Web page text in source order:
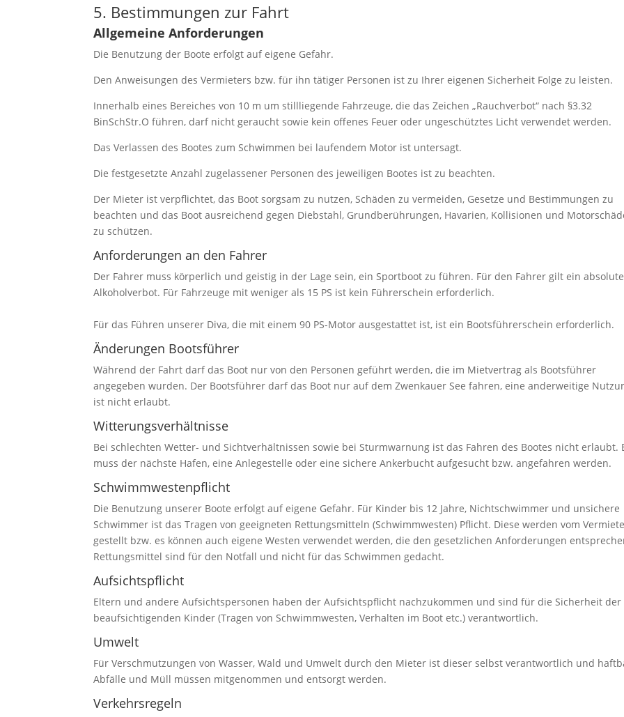
5. Bestimmungen zur Fahrt
Allgemeine Anforderungen
Die Benutzung der Boote erfolgt auf eigene Gefahr.
Den Anweisungen des Vermieters bzw. für ihn tätiger Personen ist zu Ihrer eigenen Sicherheit Folge zu leisten.
Innerhalb eines Bereiches von 10 m um stillliegende Fahrzeuge, die das Zeichen „Rauchverbot“ nach §3.32
BinSchStr.O führen, darf nicht geraucht sowie kein offenes Feuer oder ungeschütztes Licht verwendet werden.
Das Verlassen des Bootes zum Schwimmen bei laufendem Motor ist untersagt.
Die festgesetzte Anzahl zugelassener Personen des jeweiligen Bootes ist zu beachten.
Der Mieter ist verpflichtet, das Boot sorgsam zu nutzen, Schäden zu vermeiden, Gesetze und Bestimmungen zu
beachten und das Boot ausreichend gegen Diebstahl, Grundberührungen, Havarien, Kollisionen und
zu schützen.
Anforderungen an den Fahrer
Der Fahrer muss körperlich und geistig in der Lage sein, ein Sportboot zu führen. Für den Fahrer gilt ein
Alkoholverbot. Für Fahrzeuge mit weniger als 15 PS ist kein Führerschein erforderlich.
Für das Führen unserer Diva, die mit einem 90 PS-Motor ausgestattet ist, ist ein Bootsführerschein erforderlich.
Änderungen Bootsführer
Während der Fahrt darf das Boot nur von den Personen geführt werden, die im Mietvertrag als Bootsführer
angegeben wurden. Der Bootsführer darf das Boot nur auf dem Zwenkauer See fahren, eine anderweitige
ist nicht erlaubt.
Witterungsverhältnisse
Bei schlechten Wetter- und Sichtverhältnissen sowie bei Sturmwarnung ist das Fahren des Bootes nicht erlaubt.
muss der nächste Hafen, eine Anlegestelle oder eine sichere Ankerbucht aufgesucht bzw. angefahren werden.
Schwimmwestenpflicht
Die Benutzung unserer Boote erfolgt auf eigene Gefahr. Für Kinder bis 12 Jahre, Nichtschwimmer und unsichere
Schwimmer ist das Tragen von geeigneten Rettungsmitteln (Schwimmwesten) Pflicht. Diese werden vom
gestellt bzw. es können auch eigene Westen verwendet werden, die den gesetzlichen Anforderungen
Rettungsmittel sind für den Notfall und nicht für das Schwimmen gedacht.
Aufsichtspflicht
Eltern und andere Aufsichtspersonen haben der Aufsichtspflicht nachzukommen und sind für die Sicherheit der
beaufsichtigenden Kinder (Tragen von Schwimmwesten, Verhalten im Boot etc.) verantwortlich.
Umwelt
Für Verschmutzungen von Wasser, Wald und Umwelt durch den Mieter ist dieser selbst verantwortlich und
Abfälle und Müll müssen mitgenommen und entsorgt werden.
Verkehrsregeln